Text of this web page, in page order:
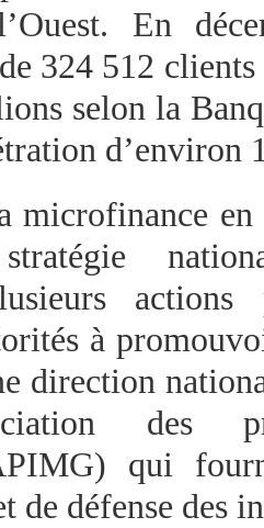
En
324 512
selon la
d’environ
microfinance en
à
direction
des
qui
de défense des